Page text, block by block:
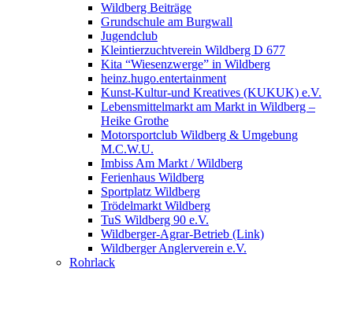
Wildberg Beiträge
Grundschule am Burgwall
Jugendclub
Kleintierzuchtverein Wildberg D 677
Kita “Wiesenzwerge” in Wildberg
heinz.hugo.entertainment
Kunst-Kultur-und Kreatives (KUKUK) e.V.
Lebensmittelmarkt am Markt in Wildberg –
Heike Grothe
Motorsportclub Wildberg & Umgebung
M.C.W.U.
Imbiss Am Markt / Wildberg
Ferienhaus Wildberg
Sportplatz Wildberg
Trödelmarkt Wildberg
TuS Wildberg 90 e.V.
Wildberger-Agrar-Betrieb (Link)
Wildberger Anglerverein e.V.
Rohrlack